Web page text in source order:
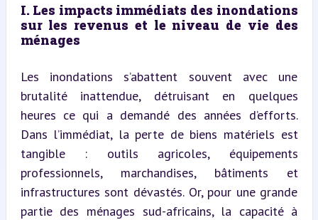
I. Les impacts immédiats des inondations
sur les revenus et le niveau de vie des
ménages
Les inondations s’abattent souvent avec une
brutalité inattendue, détruisant en quelques
heures ce qui a demandé des années d’efforts.
Dans l’immédiat, la perte de biens matériels est
tangible : outils agricoles, équipements
professionnels, marchandises, bâtiments et
infrastructures sont dévastés. Or, pour une grande
partie des ménages sud-africains, la capacité à